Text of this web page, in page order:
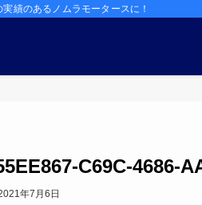
績のあるノムラモータースに！
C69C-4686-
年7月6日